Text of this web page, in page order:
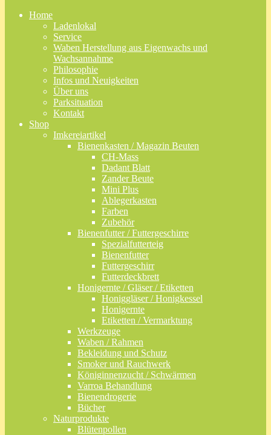
Home
Ladenlokal
Service
Waben Herstellung aus Eigenwachs und
Wachsannahme
Philosophie
Infos und Neuigkeiten
Über uns
Parksituation
Kontakt
Shop
Imkereiartikel
Bienenkasten / Magazin Beuten
CH-Mass
Dadant Blatt
Zander Beute
Mini Plus
Ablegerkasten
Farben
Zubehör
Bienenfutter / Futtergeschirre
Spezialfutterteig
Bienenfutter
Futtergeschirr
Futterdeckbrett
Honigernte / Gläser / Etiketten
Honiggläser / Honigkessel
Honigernte
Etiketten / Vermarktung
Werkzeuge
Waben / Rahmen
Bekleidung und Schutz
Smoker und Rauchwerk
Königinnenzucht / Schwärmen
Varroa Behandlung
Bienendrogerie
Bücher
Naturprodukte
Blütenpollen